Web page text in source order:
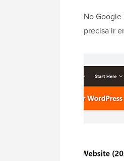
No
precisa ir